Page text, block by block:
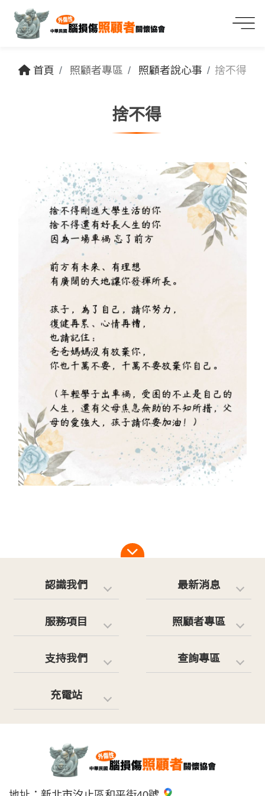
首頁 照顧者專區 照顧者說心事 捨不得
捨不得
認識我們 最新消息
服務項目 照顧者專區
支持我們 查詢專區
充電站